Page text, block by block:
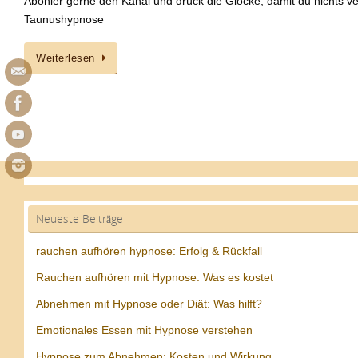
Taunushypnose
Weiterlesen
Neueste Beiträge
rauchen aufhören hypnose: Erfolg & Rückfall
Rauchen aufhören mit Hypnose: Was es kostet
Abnehmen mit Hypnose oder Diät: Was hilft?
Emotionales Essen mit Hypnose verstehen